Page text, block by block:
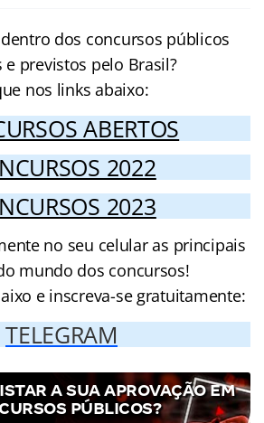
dos concursos públicos
e previstos pelo Brasil?
nos links abaixo:
ABERTOS
2022
2023
no seu celular as principais
mundo dos concursos!
e inscreva-se gratuitamente:
TELEGRAM
A SUA APROVAÇÃO EM
PÚBLICOS?